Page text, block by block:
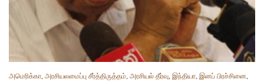
அமெரிக்கா, அரசியலமைப்பு சீர்த்திருத்தம், அரசியல் தீர்வு, இந்தியா, இனப் பிரச்சினை,